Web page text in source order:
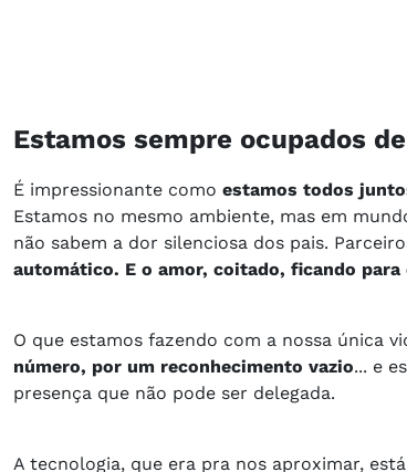
Estamos sempre ocupados
É impressionante como estamos todos
Estamos no mesmo ambiente, mas em
não sabem a dor silenciosa dos pais.
automático. E o amor, coitado, ficando para
O que estamos fazendo com a nossa única
número, por um reconhecimento vazio... e
presença que não pode ser delegada.
A tecnologia, que era pra nos aproximar,